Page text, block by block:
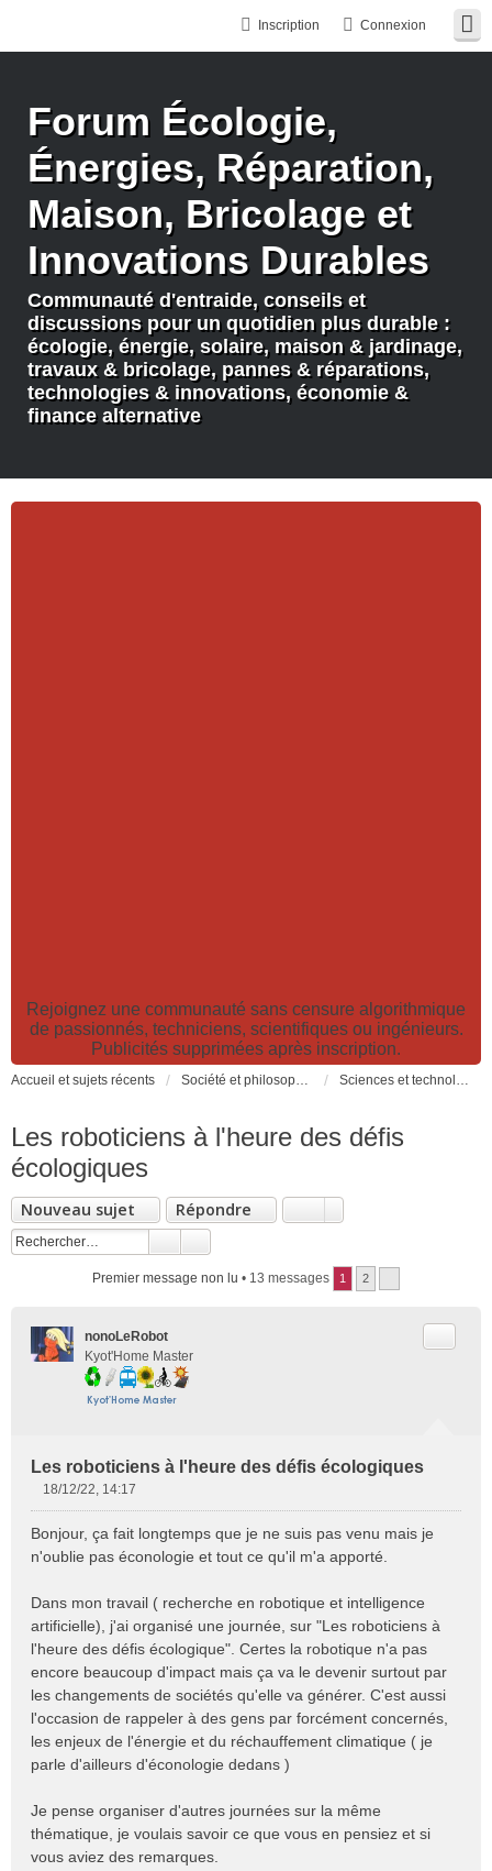
Connexion
Inscription
Forum Écologie,
Énergies, Réparation,
Maison, Bricolage et
Innovations Durables
Communauté d'entraide, conseils et
discussions pour un quotidien plus durable :
écologie, énergie, solaire, maison & jardinage,
travaux & bricolage, pannes & réparations,
technologies & innovations, économie &
finance alternative
Rejoignez une communauté sans censure algorithmique
de passionnés, techniciens, scientifiques ou ingénieurs.
Publicités supprimées après inscription.
Accueil et sujets récents Société et philosophie. Sciences et technologies. Santé et prévention. Sciences et technologies
Les roboticiens à l'heure des défis
écologiques
Nouveau sujet Répondre
Premier message non lu • 13 messages 1 2
nonoLeRobot
Kyot'Home Master
Les roboticiens à l'heure des défis écologiques
s
s
g
e
n
l
u
18/12/22, 14:17
Bonjour, ça fait longtemps que je ne suis pas venu mais je
n'oublie pas éconologie et tout ce qu'il m'a apporté.
Dans mon travail ( recherche en robotique et intelligence
artificielle), j'ai organisé une journée, sur "Les roboticiens à
l'heure des défis écologique". Certes la robotique n'a pas
encore beaucoup d'impact mais ça va le devenir surtout par
les changements de sociétés qu'elle va générer. C'est aussi
l'occasion de rappeler à des gens par forcément concernés,
les enjeux de l'énergie et du réchauffement climatique ( je
parle d'ailleurs d'éconologie dedans )
Je pense organiser d'autres journées sur la même
thématique, je voulais savoir ce que vous en pensiez et si
vous aviez des remarques.